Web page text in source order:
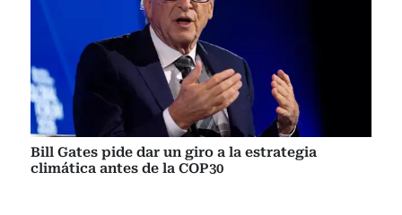
Bill Gates pide dar un giro a la estrategia
climática antes de la COP30